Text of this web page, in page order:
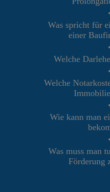
•
Was spricht für
einer
•
Welche
•
Welche
•
Wie kann man
•
Was muss man
Förderung